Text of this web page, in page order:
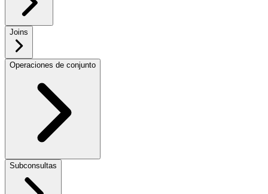
Joins
Operaciones de conjunto
Subconsultas